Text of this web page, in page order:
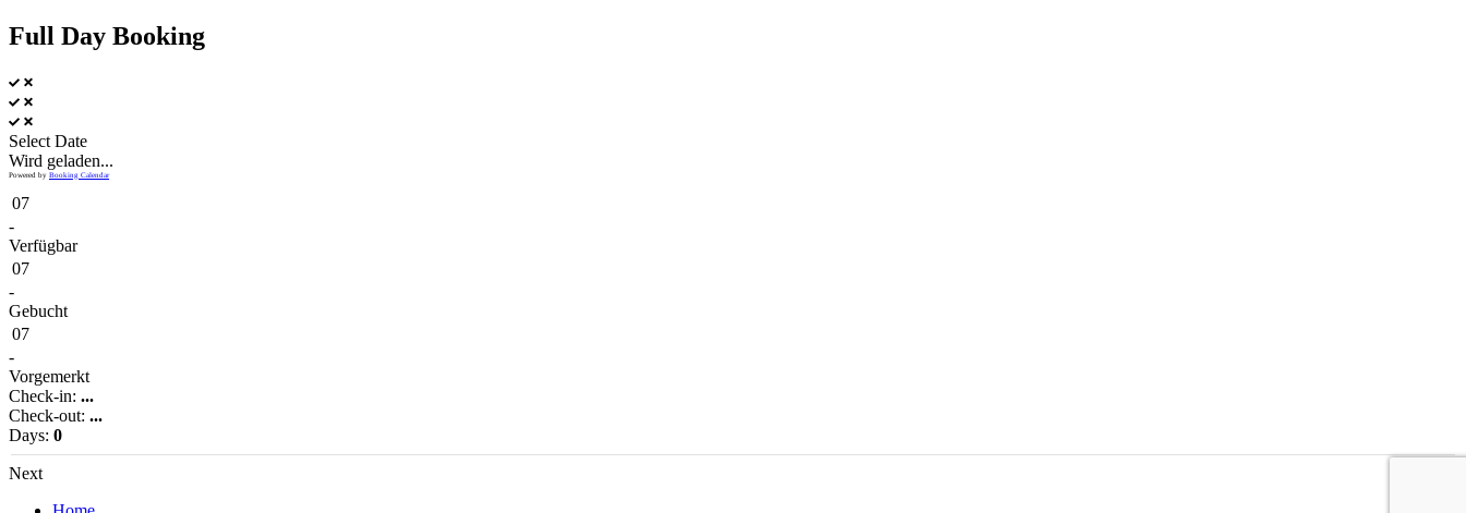
Full Day Booking
Select Date
Wird geladen...
Powered by Booking Calendar
07
-
Verfügbar
07
-
Gebucht
07
-
Vorgemerkt
Check-in: ...
Check-out: ...
Days: 0
Next